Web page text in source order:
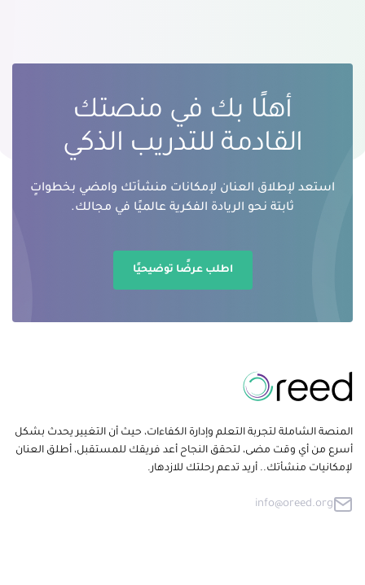
أهلًا بك في منصتك
القادمة للتدريب الذكي
استعد لإطلاق العنان لإمكانات منشأتك وامضي بخطواتٍ
ثابتة نحو الريادة الفكرية عالميًا في مجالك.
اطلب عرضًا توضيحيًا
المنصة الشاملة لتجربة التعلم وإدارة الكفاءات، حيث أن التغيير يحدث بشكل
أسرع من أي وقت مضى، لتحقق النجاح أعد فريقك للمستقبل، أطلق العنان
لإمكانيات منشأتك.. أريد تدعم رحلتك للازدهار.
info@oreed.org